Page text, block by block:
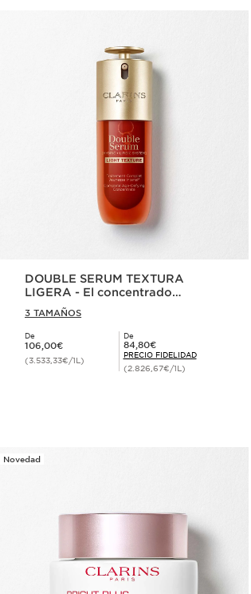
DOUBLE SERUM TEXTURA
LIGERA - El concentrado
antiedad más potente*
3 TAMAÑOS
De
Precio actual 106,00€
106,00€
(3.533,33€/1L)
De
Precio Fidelidad 84,80€
84,80€
PRECIO FIDELIDAD
(2.826,67€/1L)
Novedad